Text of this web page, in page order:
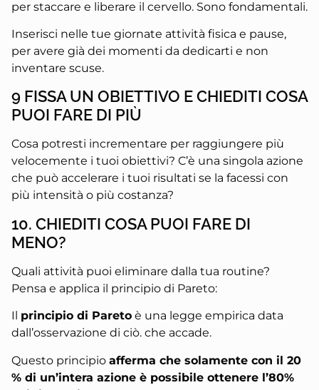
per staccare e liberare il cervello. Sono fondamentali.
Inserisci nelle tue giornate attività fisica e pause,
per avere già dei momenti da dedicarti e non
inventare scuse.
9 FISSA UN OBIETTIVO E CHIEDITI COSA
PUOI FARE DI PIÙ
Cosa potresti incrementare per raggiungere più
velocemente i tuoi obiettivi? C’è una singola azione
che può accelerare i tuoi risultati se la facessi con
più intensità o più costanza?
10. CHIEDITI COSA PUOI FARE DI
MENO?
Quali attività puoi eliminare dalla tua routine?
Pensa e applica il principio di Pareto:
Il principio di Pareto è una legge empirica data
dall’osservazione di ciò. che accade.
Questo principio afferma che solamente con il 20
% di un’intera azione è possibile ottenere l’80%